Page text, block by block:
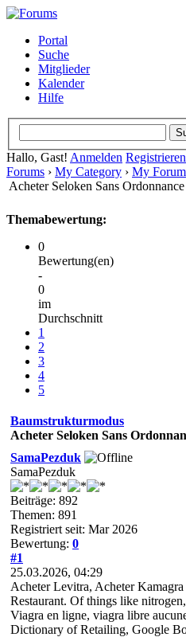
Portal
Suche
Mitglieder
Kalender
Hilfe
Hallo, Gast! Anmelden Registrieren
Forums › My Category › My Forum
Acheter Seloken Sans Ordonnance
Themabewertung:
0
Bewertung(en)
-
0
im
Durchschnitt
1
2
3
4
5
Baumstrukturmodus
Acheter Seloken Sans
SamaPezduk
SamaPezduk
Beiträge: 892
Themen: 891
Registriert seit: Mar 2026
Bewertung: 0
#1
25.03.2026, 04:29
Acheter Levitra, Acheter
Restaurant. Of things like
Viagra en ligne, viagra libre
Dictionary of Retailing, Google